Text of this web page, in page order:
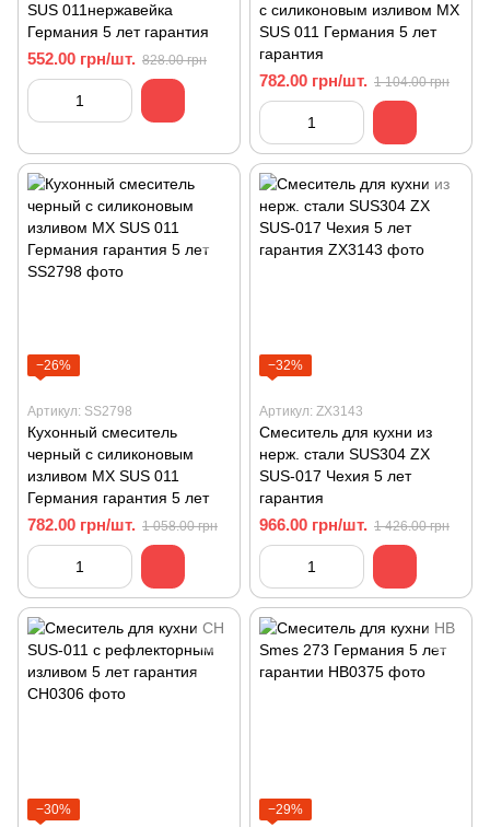
SUS 011нержавейка
Германия 5 лет гарантия
552.00 грн/шт. 828.00 грн
с силиконовым изливом MХ
SUS 011 Германия 5 лет
гарантия
782.00 грн/шт. 1 104.00 грн
−26%
Артикул: SS2798
Кухонный смеситель
черный с силиконовым
изливом MХ SUS 011
Германия гарантия 5 лет
782.00 грн/шт. 1 058.00 грн
−32%
Артикул: ZX3143
Смеситель для кухни из
нерж. стали SUS304 ZХ
SUS-017 Чехия 5 лет
гарантия
966.00 грн/шт. 1 426.00 грн
−30%
−29%